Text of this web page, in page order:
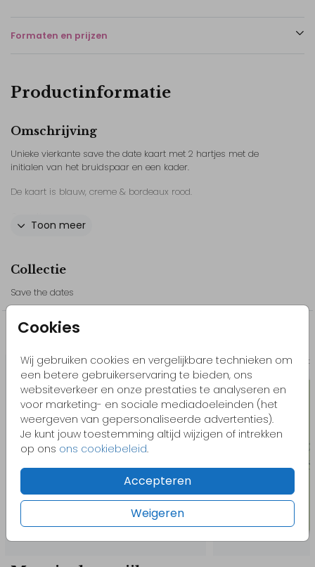
Cookies
Wij gebruiken cookies en vergelijkbare technieken om
een betere gebruikerservaring te bieden, ons
websiteverkeer en onze prestaties te analyseren en
voor marketing- en sociale mediadoeleinden (het
weergeven van gepersonaliseerde advertenties).
Je kunt jouw toestemming altijd wijzigen of intrekken
op ons ons cookiebeleid.
Accepteren
Weigeren
Formaten en prijzen
Productinformatie
Omschrijving
Unieke vierkante save the date kaart met 2 hartjes met de
initialen van het bruidspaar en een kader.
De kaart is blauw, creme & bordeaux rood.
dat je helemaal tevreden bent met je bestelling.
bijvoorbeeld elementen toe, bewerk de kleuren of het lettertype.
Wil je liever een ander element? Bekijk dan onze beeldbank.
Kom je ergens niet uit of heb je hulp nodig? Neem gerust
contact met ons op, we helpen je graag!
// Loes & Anton
Toon meer
Collectie
Save the dates
Misschien vind je dit ook leuk
Save